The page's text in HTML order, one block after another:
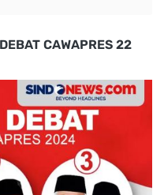
CAWAPRES 22